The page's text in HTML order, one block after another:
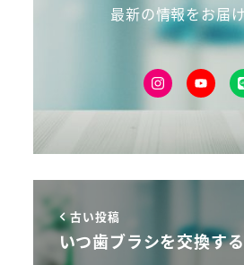
最新の情報をお届
古い投稿
いつ歯ブラシを交換す